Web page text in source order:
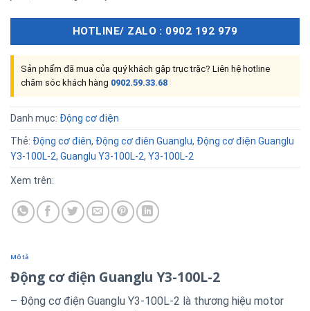
HOTLINE/ ZALO : 0902 192 979
Sản phẩm đã mua của quý khách gặp trục trặc? Liên hệ hotline
chăm sóc khách hàng 0902.59.33.68
Danh mục: Động cơ điện
Thẻ: Động cơ điên, Động cơ điên Guanglu, Động cơ điện Guanglu
Y3-100L-2, Guanglu Y3-100L-2, Y3-100L-2
Xem trên:
Mô tả
Động cơ điện Guanglu Y3-100L-2
– Động cơ điện Guanglu Y3-100L-2 là thương hiệu motor